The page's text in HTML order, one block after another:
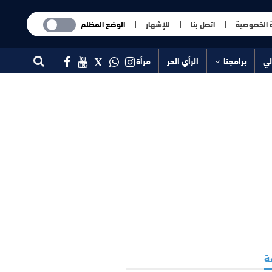
|اتصل بنا | للإشهار |الوضع المظلم
برامجنا الرأي الحر مرأة